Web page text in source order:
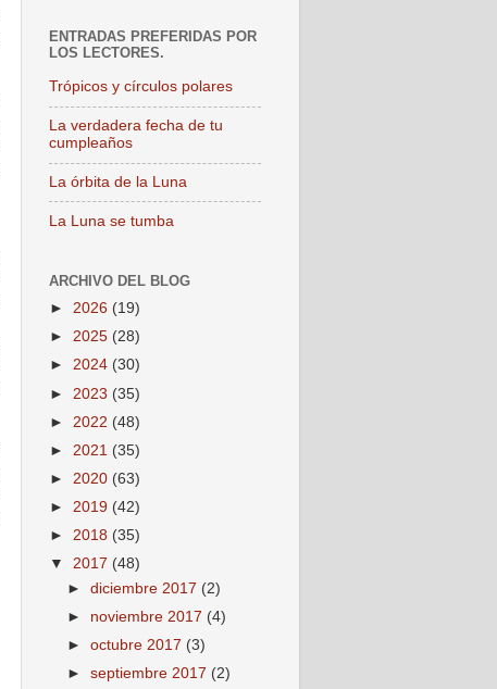
ENTRADAS PREFERIDAS POR
LOS LECTORES.
Trópicos y círculos polares
La verdadera fecha de tu
cumpleaños
La órbita de la Luna
La Luna se tumba
ARCHIVO DEL BLOG
► 2026 (19)
► 2025 (28)
► 2024 (30)
► 2023 (35)
► 2022 (48)
► 2021 (35)
► 2020 (63)
► 2019 (42)
► 2018 (35)
▼ 2017 (48)
►diciembre 2017 (2)
► noviembre 2017 (4)
►octubre 2017 (3)
►septiembre 2017 (2)